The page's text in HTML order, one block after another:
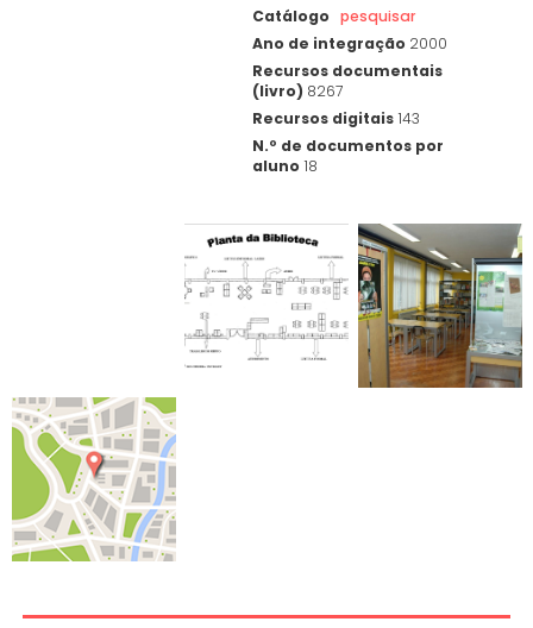
Catálogo pesquisar
Ano de integração 2000
Recursos documentais
(livro) 8267
Recursos digitais143
N.º de documentos por
aluno 18